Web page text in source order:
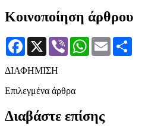
Κοινοποίηση άρθρου
Facebook
X Viber WhatsApp
Email
ΔΙΑΦΗΜΙΣΗ
Επιλεγμένα άρθρα
Διαβάστε επίσης